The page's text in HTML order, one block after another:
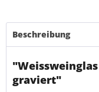
Beschreibung
graviert"